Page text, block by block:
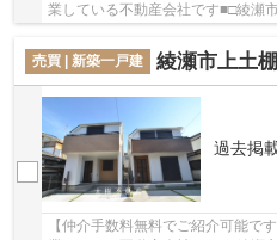
業している不動産会社です■□綾瀬
売買 | 新築一戸建
綾瀬市上土棚北2丁目 新
過去掲
【仲介手数料無料でご紹介可能で